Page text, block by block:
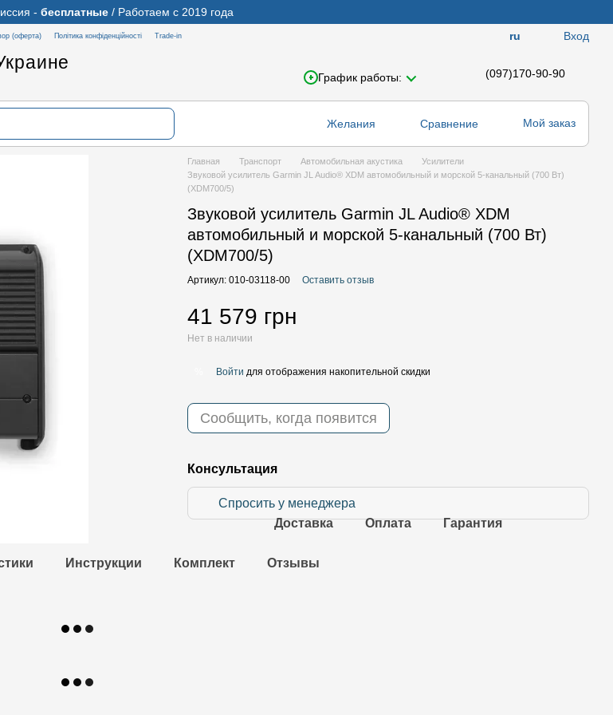
- бесплатные / Работаем с 2019 года
(оферта) Політика конфіденційності Trade-in ru Вход
График работы: (097)170-90-90
Желания Сравнение Мой заказ
Главная Транспорт Автомобильная акустика
Усилители
Звуковой усилитель Garmin JL Audio® XDM автомобильный и морской 5-канальный (700 Вт)
(XDM700/5)
Звуковой усилитель Garmin JL Audio® XDM
автомобильный и морской 5-канальный (700 Вт)
(XDM700/5)
Артикул: 010-03118-00 Оставить отзыв
41 579 грн
Нет в наличии
Войти для отображения накопительной скидки
Сообщить, когда появится
Консультация
Спросить у менеджера
Доставка
Оплата Гарантия
Инструкции Комплект Отзывы